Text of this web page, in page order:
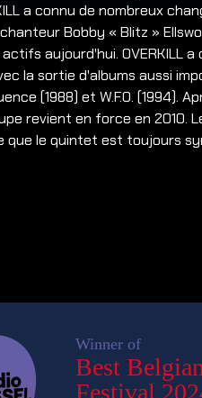
a connu de nombreux
Bobby « Blitz »
aujourd'hui. OVERKILL a
la sortie d'albums aussi
(1988) et W.F.O. (1994).
revient en force en 2010.
que le quintet est toujours